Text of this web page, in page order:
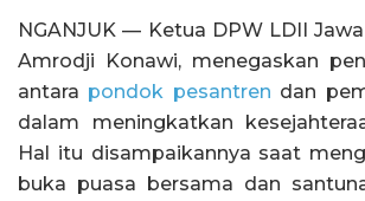
NGANJUK — Ketua DPW LDII
Amrodji Konawi, menegaskan
antara pondok pesantren dan
dalam meningkatkan
Hal itu disampaikannya saat
buka puasa bersama dan